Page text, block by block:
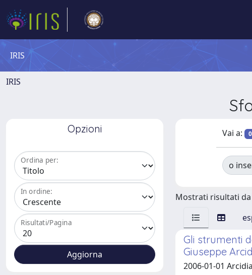
IRIS
IRIS
Opzioni
Ordina per:
In ordine:
Risultati/Pagina
Vai a:
o
Mostrati risultati da
Gli strumenti
Giuseppe
2006-01-01